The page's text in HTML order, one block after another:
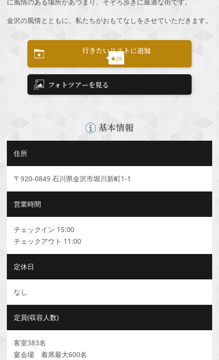
金沢の風情とともに、私たちがおもてなしをさせていただきます。
行きたいリストに追加
★28
フォトツアーを見る
基本情報
住所
〒920-0849 石川県金沢市堀川新町1-1
営業時間
チェックイン 15:00
チェックアウト 11:00
定休日
なし
定員(収容人数)
客室383名
宴会場 着席最大600名